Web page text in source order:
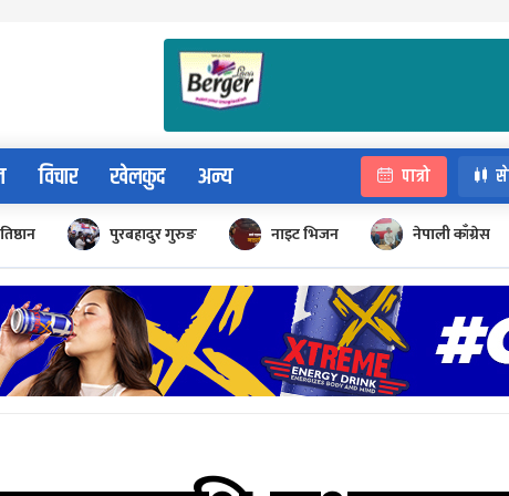
विचार खेलकुद अन्य पात्रो
पुरबहादुर गुरुङ नाइट भिजन नेपाली काँग्रेस